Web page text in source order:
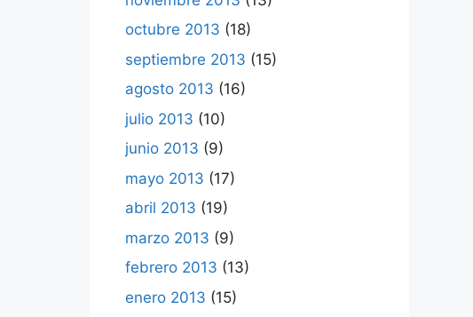
octubre 2013 (18)
septiembre 2013 (15)
agosto 2013 (16)
julio 2013 (10)
junio 2013 (9)
mayo 2013 (17)
abril 2013 (19)
marzo 2013 (9)
febrero 2013 (13)
enero 2013 (15)